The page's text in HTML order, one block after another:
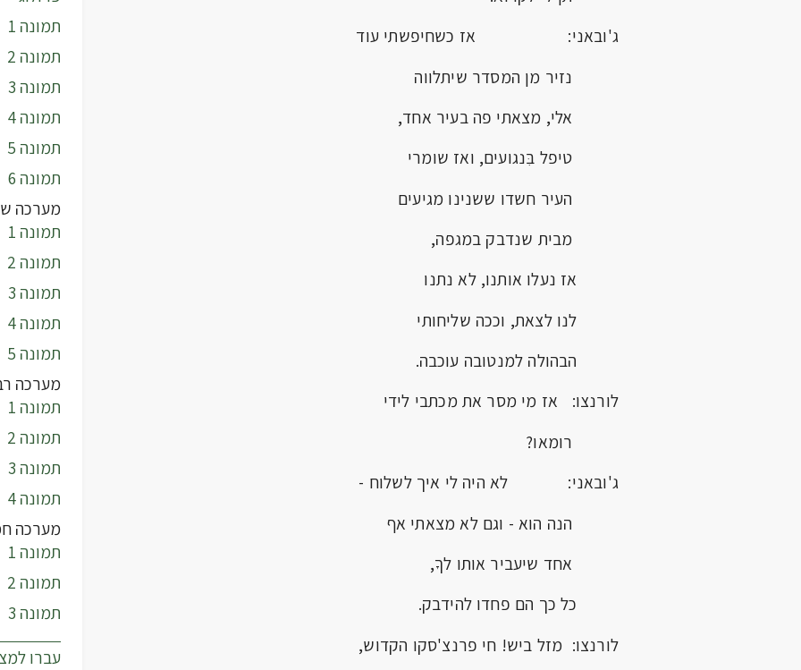
ג'ובאני: אז כשחיפשתי עוד
נזיר מן המסדר שיתלווה
אלי, מצאתי פה בעיר אחד,
טיפל בִּנגועים, ואז שומרי
העיר חשדו ששנינו מגיעים
מבית שנדבק במגפה,
אז נעלו אותנו, לא נתנו
לנו לצאת, וככה שליחותי
הבהולה למנטובה עוכבה.
לורנצו: אז מי מסר את מכתבי לידי
רומאו?
ג'ובאני: לא היה לי איך לשלוח -
הנה הוא - וגם לא מצאתי אף
אחד שיעביר אותו לךָ,
כל כך הם פחדו להידבק.
לורנצו: מזל ביש! חי פרנצ'סקו הקדוש,
תמונה 1
תמונה 2
תמונה 3
תמונה 4
תמונה 5
תמונה 6
מערכה
תמונה 1
תמונה 2
תמונה 3
תמונה 4
תמונה 5
מערכה
תמונה 1
תמונה 2
תמונה 3
תמונה 4
מערכה
תמונה 1
תמונה 2
תמונה 3
עברו